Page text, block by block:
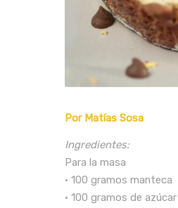
Por Matías Sosa
Ingredientes:
Para la masa
• 100 gramos manteca
• 100 gramos de azúcar